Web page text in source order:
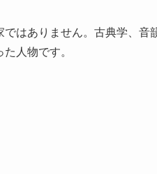
はありません。古典学、
人物です。